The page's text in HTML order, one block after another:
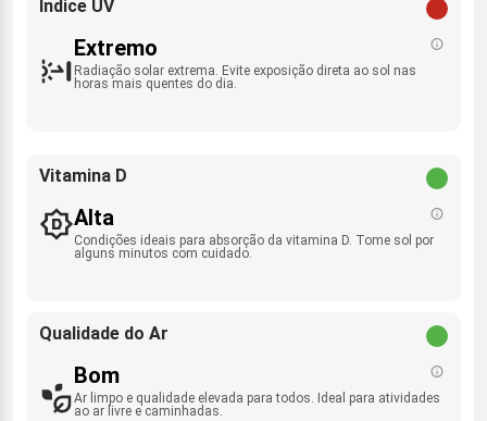
Índice UV
Extremo
Radiação solar extrema. Evite exposição direta ao sol nas
horas mais quentes do dia.
Vitamina D
Alta
Condições ideais para absorção da vitamina D. Tome sol por
alguns minutos com cuidado.
Qualidade do Ar
Bom
Ar limpo e qualidade elevada para todos. Ideal para atividades
ao ar livre e caminhadas.